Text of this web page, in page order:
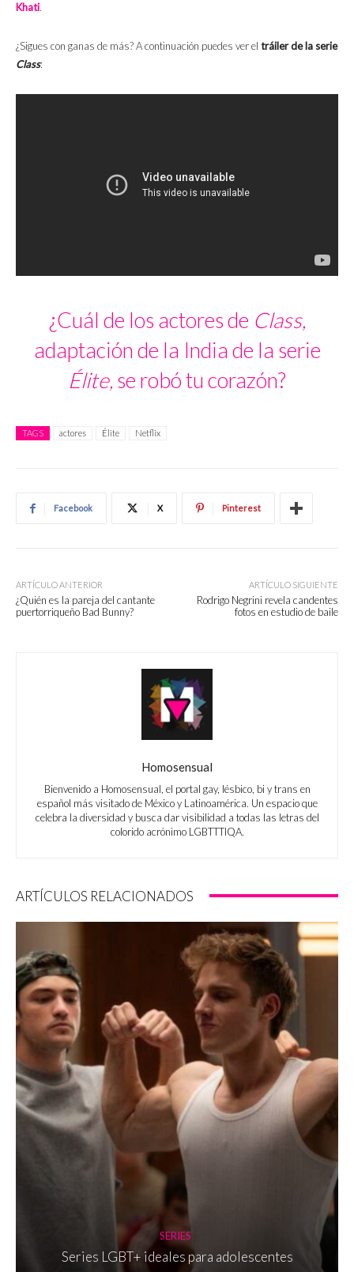
Khati.
¿Sigues con ganas de más? A continuación puedes ver el tráiler de la serie
Class:
¿Cuál de los actores de Class,
adaptación de la India de la serie
Élite,se robó tu corazón?
TAGS actores Élite Netflix
Facebook X Pinterest
ARTÍCULO ANTERIOR
¿Quién es la pareja del cantante
puertorriqueño Bad Bunny?
ARTÍCULO SIGUIENTE
Rodrigo Negrini revela candentes
fotos en estudio de baile
Homosensual
Bienvenido a Homosensual, el portal gay, lésbico, bi y trans en
español más visitado de México y Latinoamérica. Un espacio que
celebra la diversidad y busca dar visibilidad a todas las letras del
colorido acrónimo LGBTTTIQA.
ARTÍCULOS RELACIONADOS
SERIES
Series LGBT+ ideales para adolescentes